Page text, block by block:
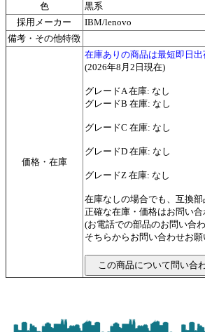
色
黒系
採用メーカー
IBM/lenovo
備考・その他特徴
価格・在庫
在庫ありの商品は最短即日出
(2026年8月2日現在)
グレードA 在庫: なし
グレードB 在庫: なし
グレードC 在庫: なし
グレードD 在庫: なし
グレードZ 在庫: なし
在庫なしの場合でも、互換
正確な在庫・価格はお問い合
(お電話での部品のお問い合
そちらからお問い合わせお